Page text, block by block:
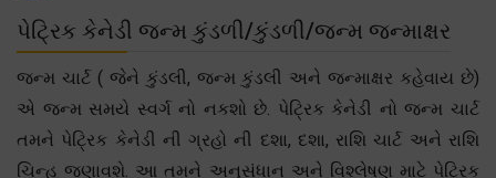
પેટ્રિક કેનેડી જન્મ કુંડળી/કુંડળી/જન્મ જન્માક્ષર
જન્મ ચાર્ટ ( જેને કુંડલી, જન્મ કુંડલી અને જન્માક્ષર કહેવાય છે)
એ જન્મ સમયે સ્વર્ગ નો નકશો છે. પેટ્રિક કેનેડી નો જન્મ ચાર્ટ
તમને પેટ્રિક કેનેડી ની ગ્રહો ની દશા, દશા, રાશિ ચાર્ટ અને રાશિ
ચિન્હ જણાવશે. આ તમને અનુસંધાન અને વિશ્લેષણ માટે પેટ્રિક